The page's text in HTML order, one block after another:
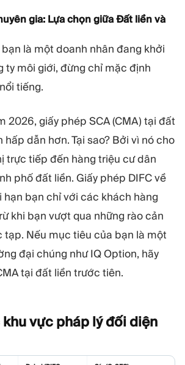
gia: Lựa chọn giữa Đất liền và
là một doanh nhân đang khởi
ty môi giới, đừng chỉ mặc định
tiếng.
2026, giấy phép SCA (CMA) tại đất
hấp dẫn hơn. Tại sao? Bởi vì nó cho
trực tiếp đến hàng triệu cư dân
phố đất liền. Giấy phép DIFC về
hạn bạn chỉ với các khách hàng
khi bạn vượt qua những rào cản
tạp. Nếu mục tiêu của bạn là một
đại chúng như IQ Option, hãy
tại đất liền trước tiên.
vực pháp lý đối diện